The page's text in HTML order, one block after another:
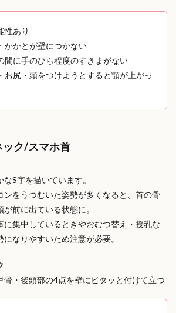
性あり
かかとが壁につかない
間に手のひら程度のすきまがない
お尻・頭をつけようとすると顎が上がっ
ック/スマホ首
S字を描いています。
ンをうつむいた姿勢が多くなると、首の骨
前に出ている状態に。
に集中しているときやおむつ替え・授乳な
なりやすいため注意が必要。
・後頭部の4点を壁にピタッと付けて立つ